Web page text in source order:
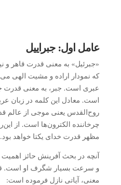
عامل اول: جبراییل
«جبرئیل» به معنی قدرت قاهر و
که نمودار اراده و مشیت الهی
عبری است. جبر، به معنی قدرت
است. معادل این کلمه در زبان
روح‌القدس یعنی موجی از عالم
چرخاننده الکترون‌ها است. از
مظهر قدرت خدای یکتا خواهد بود.
آنچه در بحث آفرینش حائز
و سرعت بسیار شگرف او است.
معنی، آیاتی نازل فرموده است: